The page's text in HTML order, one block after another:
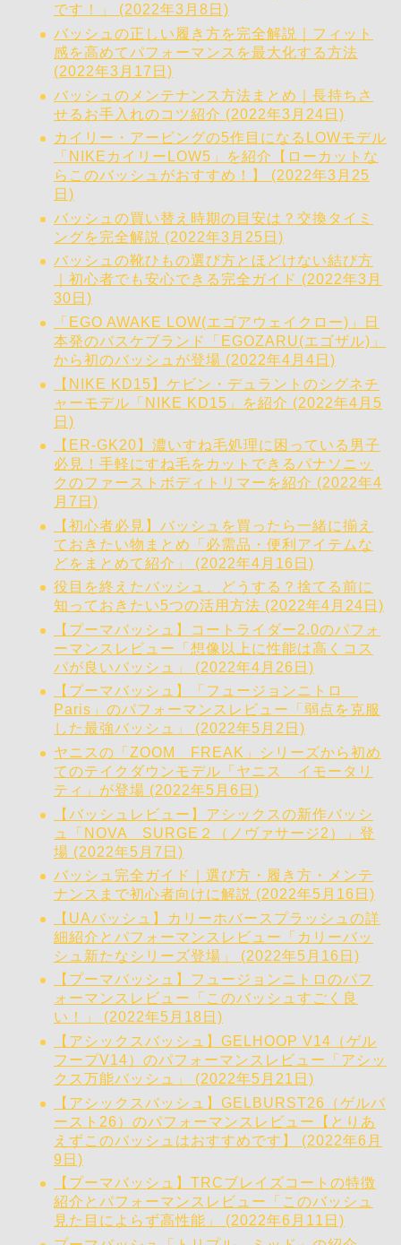
です！」 (2022年3月8日)
バッシュの正しい履き方を完全解説｜フィット
感を高めてパフォーマンスを最大化する方法
(2022年3月17日)
バッシュのメンテナンス方法まとめ｜長持ちさ
せるお手入れのコツ紹介 (2022年3月24日)
カイリー・アービングの5作目になるLOWモデル
「NIKEカイリーLOW5」を紹介【ローカットな
らこのバッシュがおすすめ！】 (2022年3月25
日)
バッシュの買い替え時期の目安は？交換タイミ
ングを完全解説 (2022年3月25日)
バッシュの靴ひもの選び方とほどけない結び方
｜初心者でも安心できる完全ガイド (2022年3月
30日)
「EGO AWAKE LOW(エゴアウェイクロー)」日
本発のバスケブランド「EGOZARU(エゴザル)」
から初のバッシュが登場 (2022年4月4日)
【NIKE KD15】ケビン・デュラントのシグネチ
ャーモデル「NIKE KD15」を紹介 (2022年4月5
日)
【ER-GK20】濃いすね毛処理に困っている男子
必見！手軽にすね毛をカットできるパナソニッ
クのファーストボディトリマーを紹介 (2022年4
月7日)
【初心者必見】バッシュを買ったら一緒に揃え
ておきたい物まとめ「必需品・便利アイテムな
どをまとめて紹介」 (2022年4月16日)
役目を終えたバッシュ、どうする？捨てる前に
知っておきたい5つの活用方法 (2022年4月24日)
【プーマバッシュ】コートライダー2.0のパフォ
ーマンスレビュー「想像以上に性能は高くコス
パが良いバッシュ」 (2022年4月26日)
【プーマバッシュ】「フュージョンニトロ
Paris」のパフォーマンスレビュー「弱点を克服
した最強バッシュ」 (2022年5月2日)
ヤニスの「ZOOM FREAK」シリーズから初め
てのテイクダウンモデル「ヤニス イモータリ
ティ」が登場 (2022年5月6日)
【バッシュレビュー】アシックスの新作バッシ
ュ「NOVA SURGE２（ノヴァサージ2）」登
場 (2022年5月7日)
バッシュ完全ガイド｜選び方・履き方・メンテ
ナンスまで初心者向けに解説 (2022年5月16日)
【UAバッシュ】カリーホバースプラッシュの詳
細紹介とパフォーマンスレビュー「カリーバッ
シュ新たなシリーズ登場」 (2022年5月16日)
【プーマバッシュ】フュージョンニトロのパフ
ォーマンスレビュー「このバッシュすごく良
い！」 (2022年5月18日)
【アシックスバッシュ】GELHOOP V14（ゲル
フープV14）のパフォーマンスレビュー「アシッ
クス万能バッシュ」 (2022年5月21日)
【アシックスバッシュ】GELBURST26（ゲルバ
ースト26）のパフォーマンスレビュー【とりあ
えずこのバッシュはおすすめです】 (2022年6月
9日)
【プーマバッシュ】TRCブレイズコートの特徴
紹介とパフォーマンスレビュー「このバッシュ
見た目によらず高性能」 (2022年6月11日)